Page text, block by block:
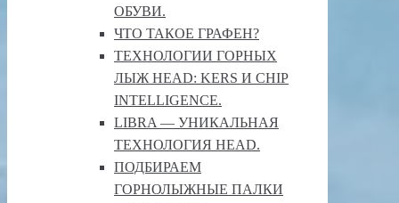
ОБУВИ.
ЧТО ТАКОЕ ГРАФЕН?
ТЕХНОЛОГИИ ГОРНЫХ
ЛЫЖ HEAD: KERS И CHIP
INTELLIGENCE.
LIBRA — УНИКАЛЬНАЯ
ТЕХНОЛОГИЯ HEAD.
ПОДБИРАЕМ
ГОРНОЛЫЖНЫЕ ПАЛКИ